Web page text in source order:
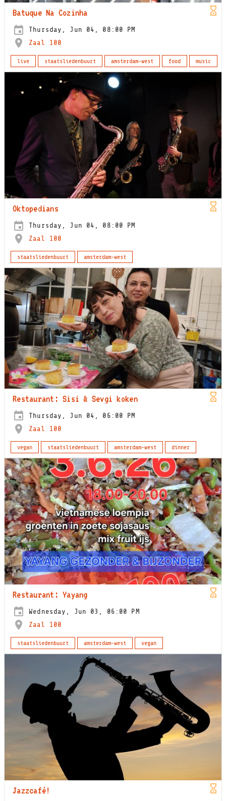
Batuque Na Cozinha
Thursday, Jun 04, 08:00 PM
Zaal 100
live staatsliedenbuurt amsterdam-west food music
Oktopedians
Thursday, Jun 04, 08:00 PM
Zaal 100
staatsliedenbuurt amsterdam-west
Restaurant: Sisi & Sevgi koken
Thursday, Jun 04, 06:00 PM
Zaal 100
vegan staatsliedenbuurt amsterdam-west dinner
Restaurant: Yayang
Wednesday, Jun 03, 06:00 PM
Zaal 100
staatsliedenbuurt amsterdam-west vegan
Jazzcafé!